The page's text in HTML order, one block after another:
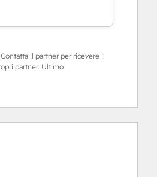
il partner per ricevere il
partner. Ultimo